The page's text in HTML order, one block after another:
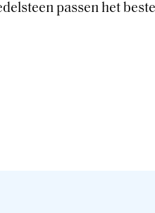
passen het